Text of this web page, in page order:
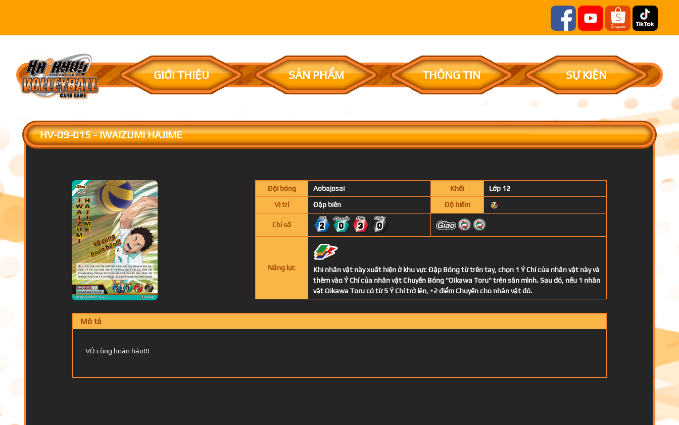
GIỚI THIỆU SẢN PHẨM THÔNG TIN SỰ KIỆN
HV-09-015 - IWAIZUMI HAJIME
Đội bóng Aobajosai Khối
Lớp 12
Vị trí
Đập biên Độ hiếm
Chỉ số 2 0 3 0
Năng lực
Khi nhân vật này xuất hiện ở khu vực Đập Bóng từ trên tay, chọn 1 Ý Chí của nhân vật này và
thêm vào Ý Chí của nhân vật Chuyền Bóng "Oikawa Toru" trên sân mình. Sau đó, nếu 1 nhân
vật Oikawa Toru có từ 5 Ý Chí trở lên, +2 điểm Chuyền cho nhân vật đó.
Mô tả
VÔ cùng hoàn hảo!!!